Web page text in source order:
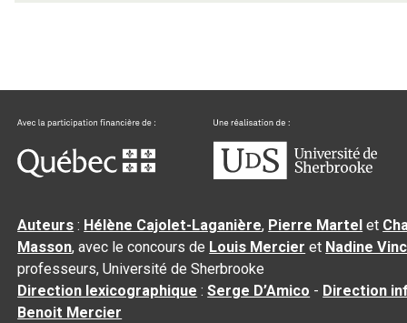
Auteurs : Hélène Cajolet-Laganière, Pierre Martel et
Masson, avec le concours de Louis Mercier et Nadine
professeurs, Université de Sherbrooke
Direction lexicographique :Serge D’Amico - Direction
Benoit Mercier